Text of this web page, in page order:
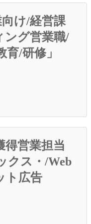
向け/経営課
ング営業職/
/研修」
得営業担当
クス・/Web
ト広告